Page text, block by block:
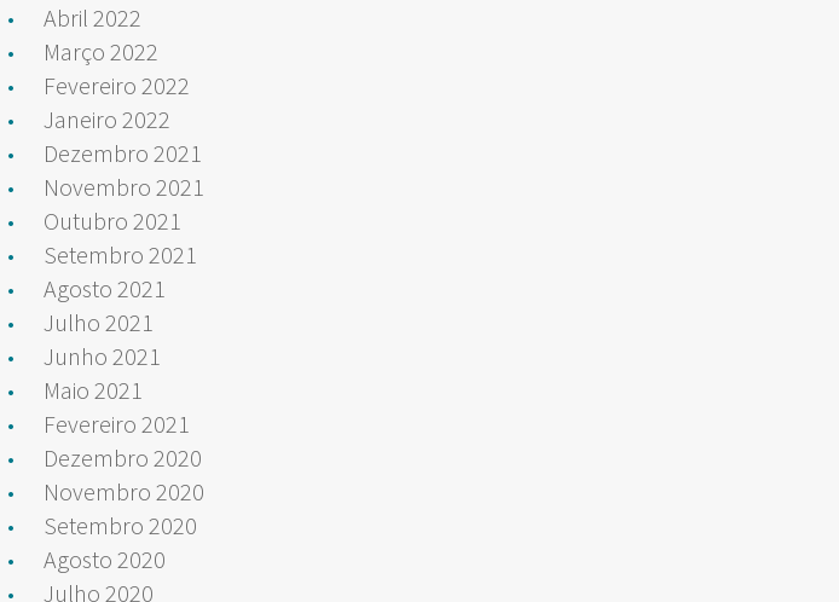
Abril 2022
Março 2022
Fevereiro 2022
Janeiro 2022
Dezembro 2021
Novembro 2021
Outubro 2021
Setembro 2021
Agosto 2021
Julho 2021
Junho 2021
Maio 2021
Fevereiro 2021
Dezembro 2020
Novembro 2020
Setembro 2020
Agosto 2020
Julho 2020